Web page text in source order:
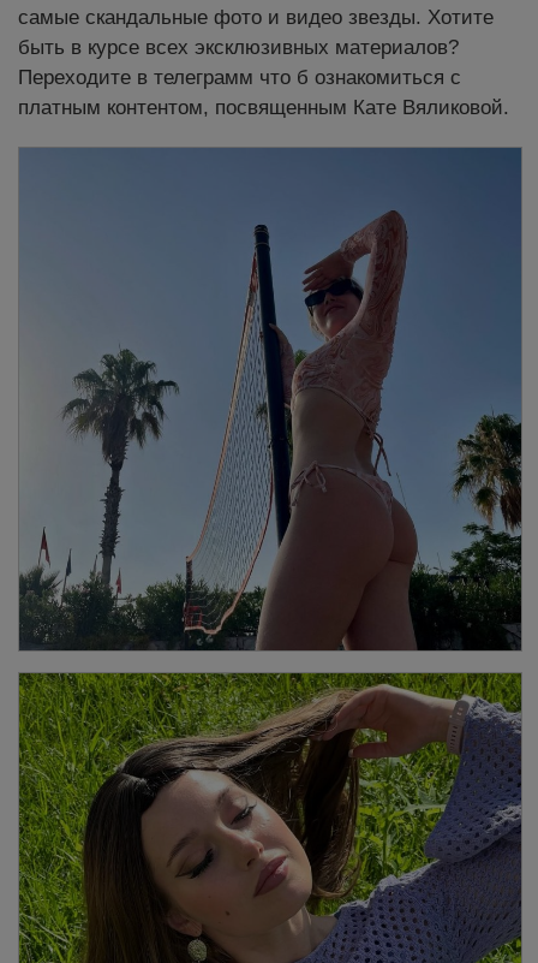
самые скандальные фото и видео звезды. Хотите
быть в курсе всех эксклюзивных материалов?
Переходите в телеграмм что б ознакомиться с
платным контентом, посвященным Кате Вяликовой.